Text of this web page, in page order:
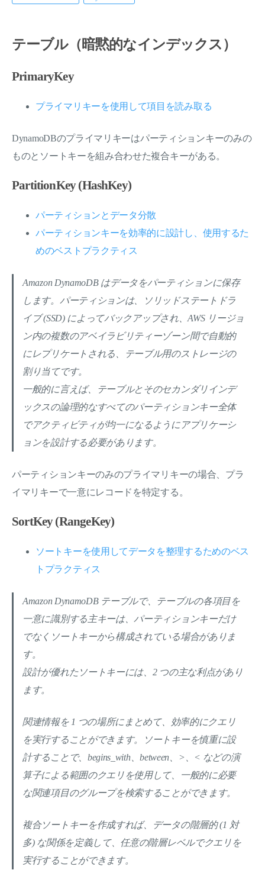
テーブル（暗黙的なインデックス）
PrimaryKey
プライマリキーを使用して項目を読み取る
DynamoDBのプライマリキーはパーティションキーのみの
ものとソートキーを組み合わせた複合キーがある。
PartitionKey (HashKey)
パーティションとデータ分散
パーティションキーを効率的に設計し、使用するた
めのベストプラクティス
Amazon DynamoDB はデータをパーティションに保存
します。パーティションは、ソリッドステートドラ
イブ (SSD) によってバックアップされ、AWS リージョ
ン内の複数のアベイラビリティーゾーン間で自動的
にレプリケートされる、テーブル用のストレージの
割り当てです。
一般的に言えば、テーブルとそのセカンダリインデ
ックスの論理的なすべてのパーティションキー全体
でアクティビティが均一になるようにアプリケーシ
ョンを設計する必要があります。
パーティションキーのみのプライマリキーの場合、プラ
イマリキーで一意にレコードを特定する。
SortKey (RangeKey)
ソートキーを使用してデータを整理するためのベス
トプラクティス
Amazon DynamoDB テーブルで、テーブルの各項目を
一意に識別する主キーは、パーティションキーだけ
でなくソートキーから構成されている場合がありま
す。
設計が優れたソートキーには、2 つの主な利点があり
ます。
関連情報を 1 つの場所にまとめて、効率的にクエリ
を実行することができます。ソートキーを慎重に設
計することで、begins_with、between、>、< などの演
算子による範囲のクエリを使用して、一般的に必要
な関連項目のグループを検索することができます。
複合ソートキーを作成すれば、データの階層的 (1 対
多) な関係を定義して、任意の階層レベルでクエリを
実行することができます。